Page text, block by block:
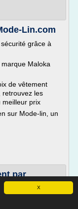
X
Lin.com
grâce à
Maloka
de vêtement
retrouvez les
meilleur prix
sur Mode-lin, un
par